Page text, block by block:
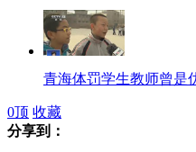
青海体罚学生教师曾是
各联赛俱乐部争抢贝克
0顶 收藏
分享到：